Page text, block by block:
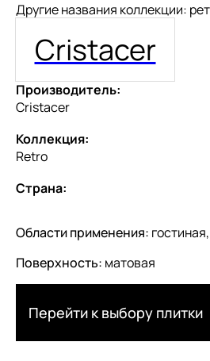
Другие названия коллекции:
Cristacer
Производитель:
Cristacer
Коллекция:
Retro
Страна:
Области применения:
Поверхность: матовая
Перейти к выбору плитки